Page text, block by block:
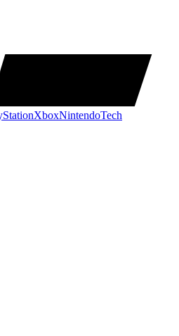
XboxNintendoTech